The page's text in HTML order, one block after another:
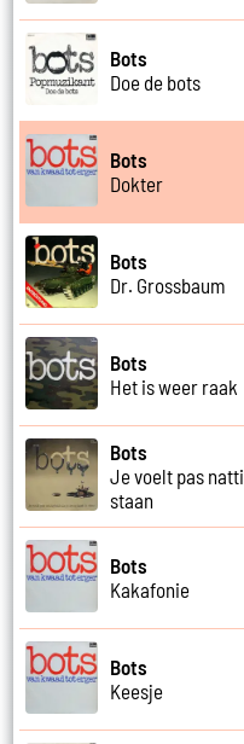
Bots
Doe de bots
Bots
Dokter
Bots
Dr. Grossbaum
Bots
Het is weer raak
Bots
Je voelt pas
staan
Bots
Kakafonie
Bots
Keesje